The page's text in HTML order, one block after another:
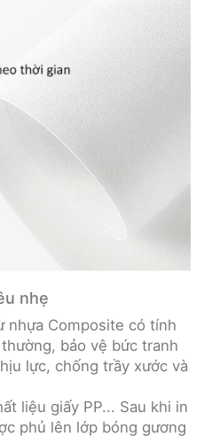
nhẹ
nhựa Composite có tính
bảo vệ bức tranh
lực, chống trầy xước và
liệu giấy PP... Sau khi in
phủ lên lớp bóng gương